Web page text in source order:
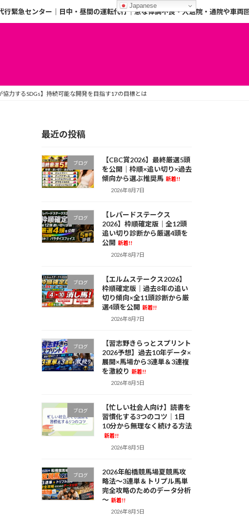
行緊急センター｜日中・昼間の運転代行｜急な体調不良・入退院・通院や車両
協力するSDGs】持続可能な開発を目指す17の目標とは
最近の投稿
ブログ
【CBC賞2026】最終厳選5頭
を公開｜枠順×追い切り×過去
傾向から選ぶ推奨馬 新着!!
2026年8月7日
ブログ
【レパードステークス
2026】枠順確定版｜全12頭
追い切り診断から厳選4頭を
公開 新着!!
2026年8月7日
ブログ
【エルムステークス2026】
枠順確定版｜過去8年の追い
切り傾向×全11頭診断から厳
選4頭を公開 新着!!
2026年8月7日
ブログ
【習志野きらっとスプリント
2026予想】過去10年データ×
展開×馬場から3連単＆3連複
を激絞り 新着!!
2026年8月5日
ブログ
【忙しい社会人向け】読書を
習慣化する3つのコツ｜1日
10分から無理なく続ける方法
新着!!
2026年8月5日
ブログ
2026年船橋競馬場夏競馬攻
略法～3連単＆トリプル馬単
完全攻略のためのデータ分析
～ 新着!!
2026年8月5日
Japanese